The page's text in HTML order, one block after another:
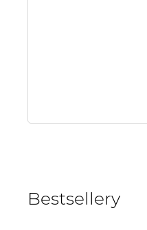
Bestsellery